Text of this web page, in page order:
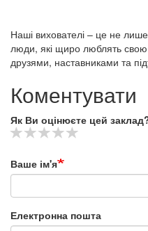
Наші вихователі – це не лише
люди, які щиро люблять
друзями, наставниками та
Коментувати
Як Ви оцінюєте цей
Ваше ім'я
Електронна пошта